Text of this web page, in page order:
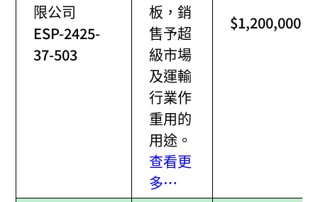
限公司
ESP-2425-
37-503
板，銷
售予超
級市場
及運輸
行業作
重用的
用途。
查看更
多…
$1,200,000